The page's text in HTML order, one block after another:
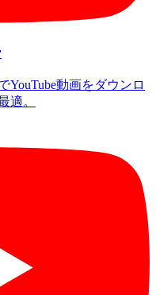
YouTube動画をダウンロ
適。